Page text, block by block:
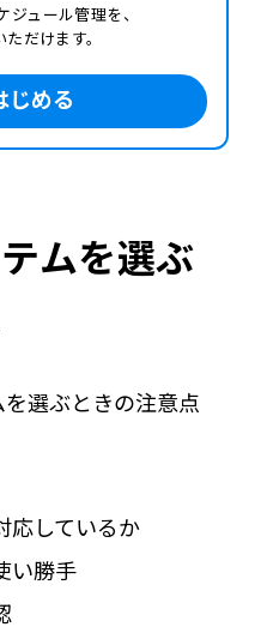
ュール管理を、
だけます。
じめる
ムを選ぶ
選ぶときの注意点
応しているか
い勝手